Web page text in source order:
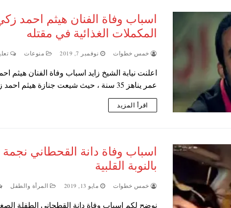
اسباب وفاة الفنان هيثم احمد
المكملات الغذائية في مقتله
خمس خطوات نوفمبر 7, 2019 منوعات
اعلنت نيابة الشيخ زايد اسباب وفاة الفنان
عمر يناهز 35 سنة ، حيث شيعت جنازة هيثم احمد زكي من…
اقرأ المزيد
اسباب وفاة دانة القحطاني
بالنوبة القلبية
خمس خطوات مايو 13, 2019 المرأة والطفل
نوضح لكم اسباب وفاة دانة القطحاني الطفلة